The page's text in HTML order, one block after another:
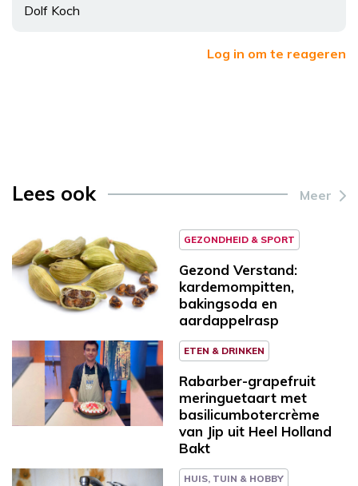
Dolf Koch
Log in om te reageren
Lees ook Meer
GEZONDHEID & SPORT
Gezond Verstand:
kardemompitten,
bakingsoda en
aardappelrasp
ETEN & DRINKEN
Rabarber-grapefruit
meringuetaart met
basilicumbotercrème
van Jip uit Heel Holland
Bakt
HUIS, TUIN & HOBBY